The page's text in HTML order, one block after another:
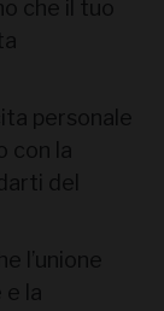
che il tuo
personale
con la
del
l’unione
la